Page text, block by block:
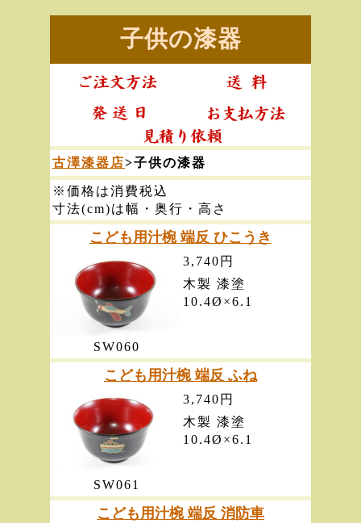
子供の漆器
古澤漆器店>子供の漆器
※価格は消費税込
寸法(cm)は幅・奥行・高さ
こども用汁椀 端反 ひこうき
SW060
3,740円
木製 漆塗
10.4Ø×6.1
こども用汁椀 端反 ふね
SW061
3,740円
木製 漆塗
10.4Ø×6.1
こども用汁椀 端反 消防車